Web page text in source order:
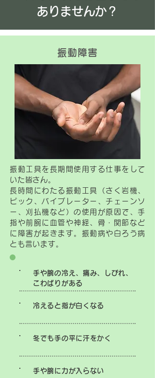
ありませんか？
振動障害
振動工具を長期間使用する仕事をして
いた皆さん。
長時間にわたる振動工具（さく岩機、
ピック、バイブレーター、チェーンソ
ー、刈払機など）の使用が原因で、手
指や前腕に血管や神経、骨・関節など
に障害が起きます。振動病や白ろう病
とも言います。
手や腕の冷え、痛み、しびれ、
こわばりがある
冷えると指が白くなる
冬でも手の平に汗をかく
手や腕に力が入らない